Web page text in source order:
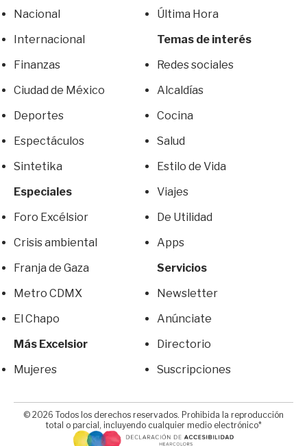
Nacional
Internacional
Finanzas
Ciudad de México
Deportes
Espectáculos
Sintetika
Especiales
Foro Excélsior
Crisis ambiental
Franja de Gaza
Metro CDMX
El Chapo
Más Excelsior
Mujeres
Última Hora
Temas de interés
Redes sociales
Alcaldías
Cocina
Salud
Estilo de Vida
Viajes
De Utilidad
Apps
Servicios
Newsletter
Anúnciate
Directorio
Suscripciones
© 2026 Todos los derechos reservados. Prohibida la reproducción
total o parcial, incluyendo cualquier medio electrónico*